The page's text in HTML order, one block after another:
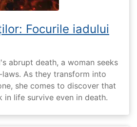
Focurile iadului
abrupt death, a woman seeks
As they transform into
she comes to discover that
in life survive even in death.